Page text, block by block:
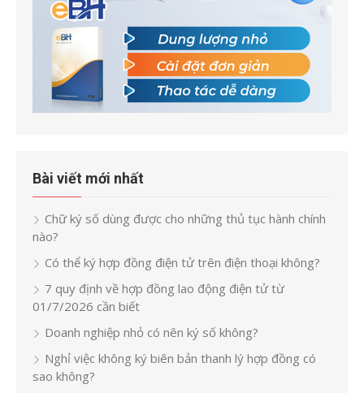
Bài viết mới nhất
Chữ ký số dùng được cho những thủ tục hành chính
nào?
Có thể ký hợp đồng điện tử trên điện thoại không?
7 quy định về hợp đồng lao động điện tử từ
01/7/2026 cần biết
Doanh nghiệp nhỏ có nên ký số không?
Nghỉ việc không ký biên bản thanh lý hợp đồng có
sao không?